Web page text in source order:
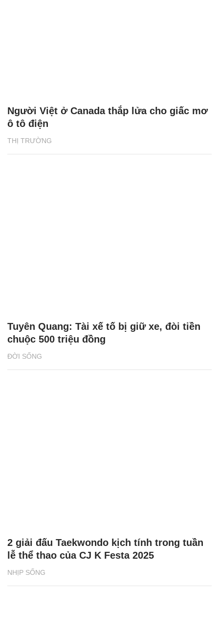
THỊ TRƯỜNG
Người Việt ở Canada thắp lửa cho giấc mơ
ô tô điện
ĐỜI SỐNG
Tuyên Quang: Tài xế tố bị giữ xe, đòi tiền
chuộc 500 triệu đồng
NHỊP SỐNG
2 giải đấu Taekwondo kịch tính trong tuần
lễ thể thao của CJ K Festa 2025